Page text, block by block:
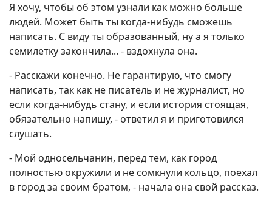
Я хочу, чтобы об этом узнали как можно больше
людей. Может быть ты когда-нибудь сможешь
написать. С виду ты образованный, ну а я только
семилетку закончила... - вздохнула она.
- Расскажи конечно. Не гарантирую, что смогу
написать, так как не писатель и не журналист, но
если когда-нибудь стану, и если история стоящая,
обязательно напишу, - ответил я и приготовился
слушать.
- Мой односельчанин, перед тем, как город
полностью окружили и не сомкнули кольцо, поехал
в город за своим братом, - начала она свой рассказ.